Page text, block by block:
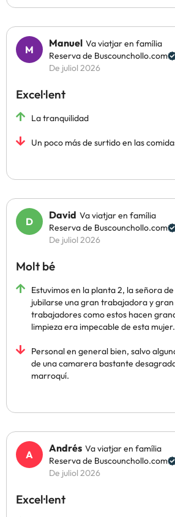
Manuel Va viatjar en família
Reserva de Buscounchollo.com
De juliol 2026
Excel·lent
La tranquilidad
Un poco más de surtido en las
David Va viatjar en família
Reserva de Buscounchollo.com
De juliol 2026
Molt bé
Estuvimos en la planta 2, la señora
jubilarse una gran trabajadora y
trabajadores como estos hacen
limpieza era impecable de esta mujer.
Personal en general bien, salvo
de una camarera bastante
marroquí.
Andrés Va viatjar en família
Reserva de Buscounchollo.com
De juliol 2026
Excel·lent